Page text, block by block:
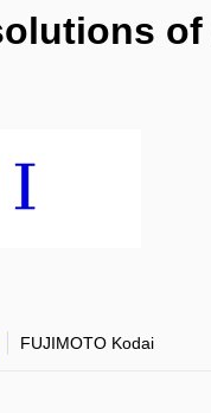
FUJIMOTO Kodai